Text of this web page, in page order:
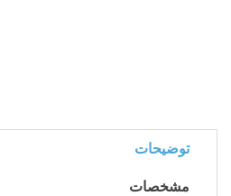
توضیحات
مشخصات